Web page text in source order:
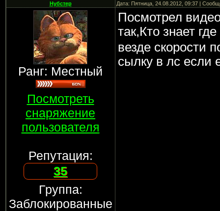
Нубстер Дата: Пятница, 24.08.2012, 09:37 |
Ранг: Местный
Посмотреть
снаряжение
пользователя
Репутация:
35
Группа:
Заблокированные
Посмотрел
так,Кто знает
везде скорости
сылку в лс если